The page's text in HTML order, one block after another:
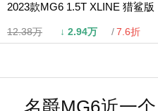
2023款MG6 1.5T XLINE 猎鲨版
12.38万 ↓ 2.94万 7.6折
名爵MG6近一